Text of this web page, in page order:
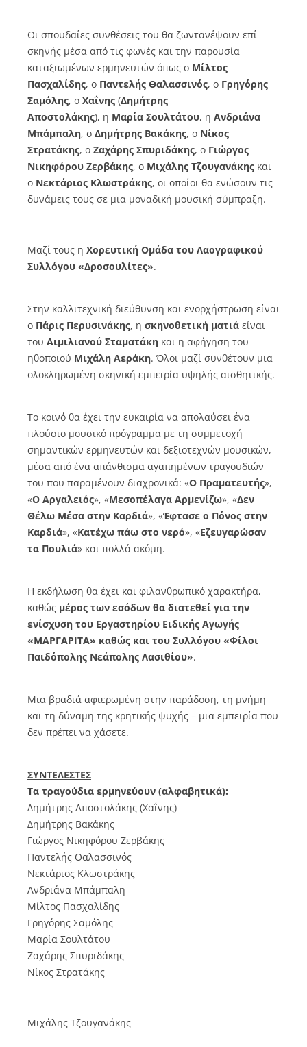
Οι σπουδαίες συνθέσεις του θα ζωντανέψουν επί
σκηνής μέσα από τις φωνές και την παρουσία
καταξιωμένων ερμηνευτών όπως ο Μίλτος
Πασχαλίδης, ο Παντελής Θαλασσινός, ο Γρηγόρης
Σαμόλης, ο Χαΐνης(Δημήτρης
Αποστολάκης), η Μαρία Σουλτάτου, η Ανδριάνα
Μπάμπαλη, οΔημήτρης Βακάκης, ο Νίκος
Στρατάκης, ο Ζαχάρης Σπυριδάκης, ο Γιώργος
Νικηφόρου Ζερβάκης, o Μιχάλης Τζουγανάκης και
ο Νεκτάριος Κλωστράκης, οι οποίοι θα ενώσουν τις
δυνάμεις τους σε μια μοναδική μουσική σύμπραξη.
Μαζί τους η Χορευτική Ομάδα του Λαογραφικού
Συλλόγου «Δροσουλίτες».
Στην καλλιτεχνική διεύθυνση και ενορχήστρωση είναι
ο Πάρις Περυσινάκης, η σκηνοθετική ματιάείναι
του Αιμιλιανού Σταματάκη και η αφήγηση του
ηθοποιού Μιχάλη Αεράκη. Όλοι μαζί συνθέτουν μια
ολοκληρωμένη σκηνική εμπειρία υψηλής αισθητικής.
Το κοινό θα έχει την ευκαιρία να απολαύσει ένα
πλούσιο μουσικό πρόγραμμα με τη συμμετοχή
σημαντικών ερμηνευτών και δεξιοτεχνών μουσικών,
μέσα από ένα απάνθισμα αγαπημένων τραγουδιών
του που παραμένουν διαχρονικά: «Ο Πραματευτής»,
«Ο Αργαλειός», «Μεσοπέλαγα Αρμενίζω», «Δεν
Θέλω Μέσα στην Καρδιά», «Έφτασε ο Πόνος στην
Καρδιά», «Κατέχω πάω στο νερό», «Εζευγαρώσαν
τα Πουλιά» και πολλά ακόμη.
Η εκδήλωση θα έχει και φιλανθρωπικό χαρακτήρα,
καθώς μέρος των εσόδων θα διατεθεί για την
ενίσχυση του Εργαστηρίου Ειδικής Αγωγής
«ΜΑΡΓΑΡΙΤΑ» καθώς και του Συλλόγου «Φίλοι
Παιδόπολης Νεάπολης Λασιθίου».
Μια βραδιά αφιερωμένη στην παράδοση, τη μνήμη
και τη δύναμη της κρητικής ψυχής – μια εμπειρία που
δεν πρέπει να χάσετε.
ΣΥΝΤΕΛΕΣΤΕΣ
Τα τραγούδια ερμηνεύουν (αλφαβητικά):
Δημήτρης Αποστολάκης (Χαΐνης)
Δημήτρης Βακάκης
Γιώργος Νικηφόρου Ζερβάκης
Παντελής Θαλασσινός
Νεκτάριος Κλωστράκης
Ανδριάνα Μπάμπαλη
Μίλτος Πασχαλίδης
Γρηγόρης Σαμόλης
Μαρία Σουλτάτου
Ζαχάρης Σπυριδάκης
Νίκος Στρατάκης
Μιχάλης Τζουγανάκης